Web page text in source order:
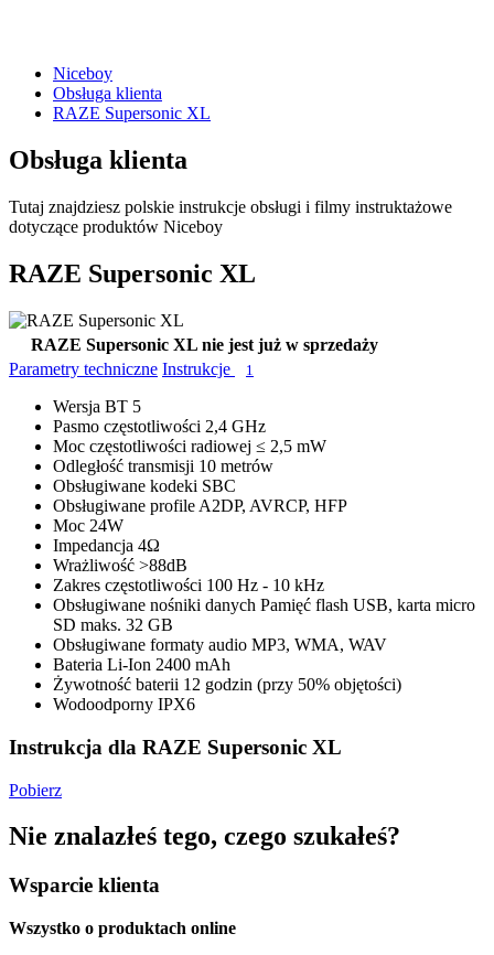
Niceboy
Obsługa klienta
RAZE Supersonic XL
Obsługa klienta
Tutaj znajdziesz polskie instrukcje obsługi i filmy instruktażowe
dotyczące produktów Niceboy
RAZE Supersonic XL
RAZE Supersonic XL nie jest już w sprzedaży
Parametry techniczne Instrukcje 1
Wersja BT 5
Pasmo częstotliwości 2,4 GHz
Moc częstotliwości radiowej ≤ 2,5 mW
Odległość transmisji 10 metrów
Obsługiwane kodeki SBC
Obsługiwane profile A2DP, AVRCP, HFP
Moc 24W
Impedancja 4Ω
Wrażliwość >88dB
Zakres częstotliwości 100 Hz - 10 kHz
Obsługiwane nośniki danych Pamięć flash USB, karta micro
SD maks. 32 GB
Obsługiwane formaty audio MP3, WMA, WAV
Bateria Li-Ion 2400 mAh
Żywotność baterii 12 godzin (przy 50% objętości)
Wodoodporny IPX6
Instrukcja dla RAZE Supersonic XL
Pobierz
Nie znalazłeś tego, czego szukałeś?
Wsparcie klienta
Wszystko o produktach online